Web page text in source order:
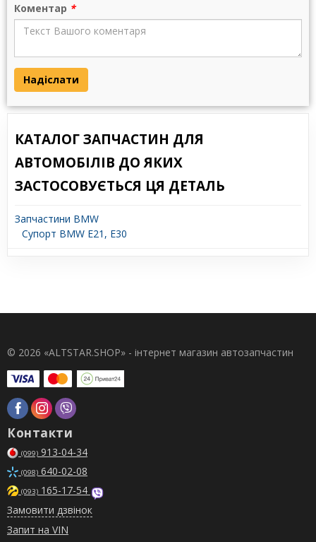
Коментар *
Надіслати
КАТАЛОГ ЗАПЧАСТИН ДЛЯ
АВТОМОБІЛІВ ДО ЯКИХ
ЗАСТОСОВУЄТЬСЯ ЦЯ ДЕТАЛЬ
Запчастини BMW
Супорт BMW E21, E30
© 2026 «ALTSTAR.SHOP» - інтернет магазин автозапчастин
Контакти
(099) 913-04-34
(098) 640-02-08
(093) 165-17-54
Замовити дзвінок
Запит на VIN